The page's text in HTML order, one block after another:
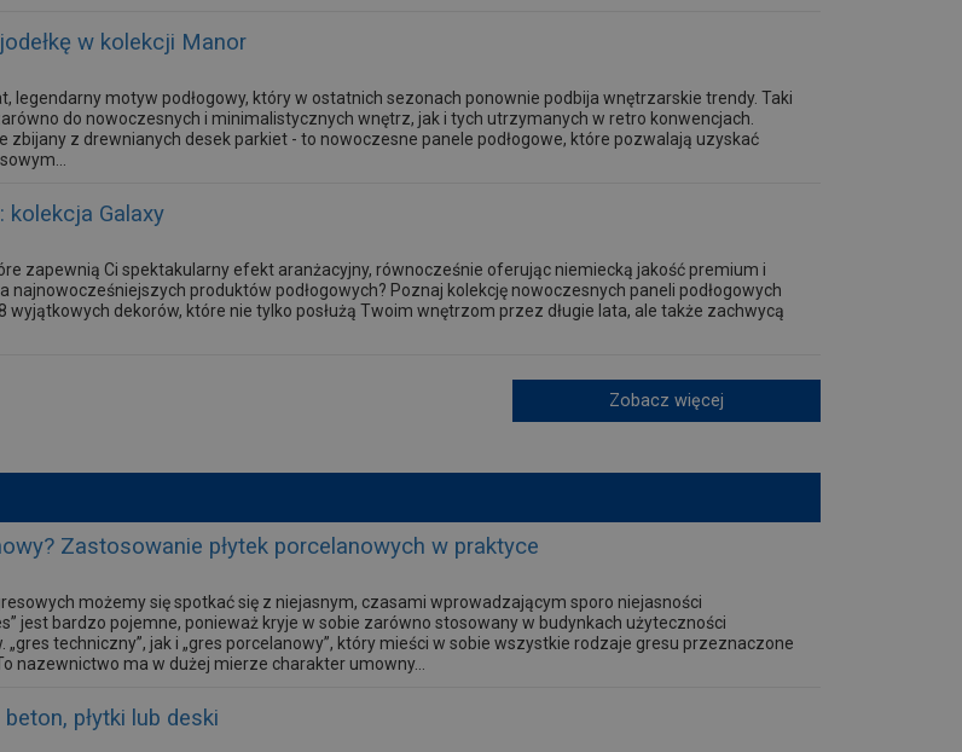
w kolekcji Manor
legendarny motyw podłogowy, który w ostatnich sezonach ponownie podbija wnętrzarskie trendy. Taki
do nowoczesnych i minimalistycznych wnętrz, jak i tych utrzymanych w retro konwencjach.
zbijany z drewnianych desek parkiet - to nowoczesne panele podłogowe, które pozwalają uzyskać
Galaxy
zapewnią Ci spektakularny efekt aranżacyjny, równocześnie oferując niemiecką jakość premium i
produktów podłogowych? Poznaj kolekcję nowoczesnych paneli podłogowych
wyjątkowych dekorów, które nie tylko posłużą Twoim wnętrzom przez długie lata, ale także zachwycą
Zobacz więcej
Zastosowanie płytek porcelanowych w praktyce
możemy się spotkać się z niejasnym, czasami wprowadzającym sporo niejasności
jest bardzo pojemne, ponieważ kryje w sobie zarówno stosowany w budynkach użyteczności
„gres techniczny”, jak i „gres porcelanowy”, który mieści w sobie wszystkie rodzaje gresu przeznaczone
nazewnictwo ma w dużej mierze charakter umowny...
płytki lub deski